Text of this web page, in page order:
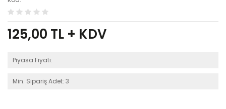
125,00 TL + KDV
Piyasa Fiyatı:
Min. Sipariş Adet: 3